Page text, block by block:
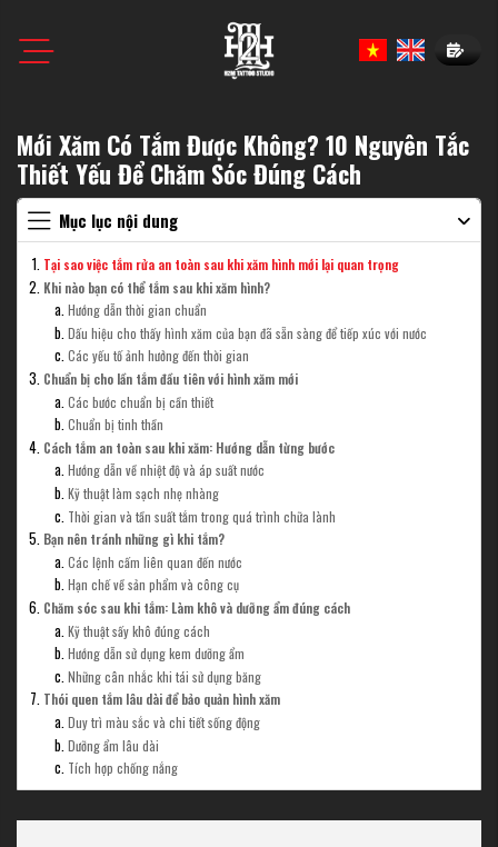
Book
Mới Xăm Có Tắm Được Không? 10 Nguyên Tắc
Thiết Yếu Để Chăm Sóc Đúng Cách
Mục lục nội dung
Tại sao việc tắm rửa an toàn sau khi xăm hình mới lại quan trọng
Khi nào bạn có thể tắm sau khi xăm hình?
Hướng dẫn thời gian chuẩn
Dấu hiệu cho thấy hình xăm của bạn đã sẵn sàng để tiếp xúc với nước
Các yếu tố ảnh hưởng đến thời gian
Chuẩn bị cho lần tắm đầu tiên với hình xăm mới
Các bước chuẩn bị cần thiết
Chuẩn bị tinh thần
Cách tắm an toàn sau khi xăm: Hướng dẫn từng bước
Hướng dẫn về nhiệt độ và áp suất nước
Kỹ thuật làm sạch nhẹ nhàng
Thời gian và tần suất tắm trong quá trình chữa lành
Bạn nên tránh những gì khi tắm?
Các lệnh cấm liên quan đến nước
Hạn chế về sản phẩm và công cụ
Chăm sóc sau khi tắm: Làm khô và dưỡng ẩm đúng cách
Kỹ thuật sấy khô đúng cách
Hướng dẫn sử dụng kem dưỡng ẩm
Những cân nhắc khi tái sử dụng băng
Thói quen tắm lâu dài để bảo quản hình xăm
Duy trì màu sắc và chi tiết sống động
Dưỡng ẩm lâu dài
Tích hợp chống nắng